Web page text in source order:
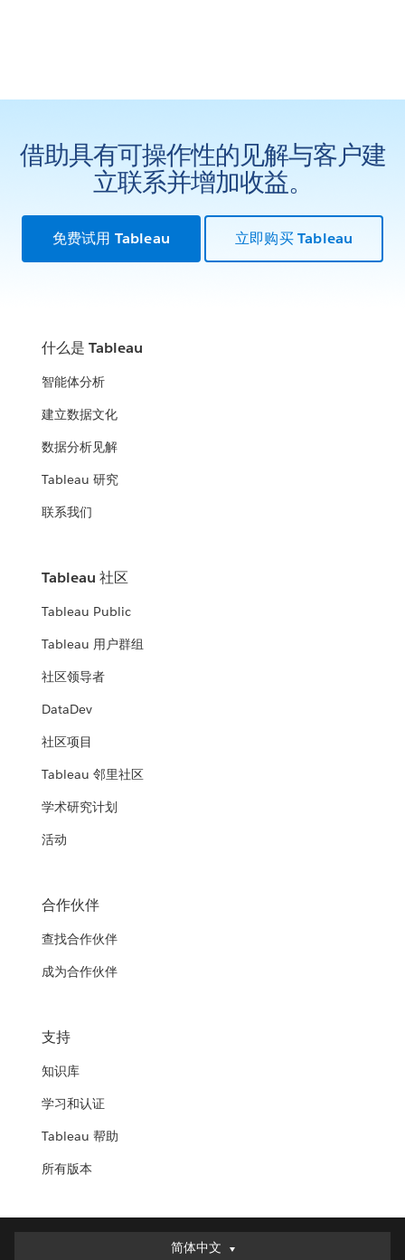
借助具有可操作性的见解与客户建
立联系并增加收益。
免费试用 Tableau 立即购买 Tableau
什么是 Tableau
智能体分析
建立数据文化
数据分析见解
Tableau 研究
联系我们
Tableau 社区
Tableau Public
Tableau 用户群组
社区领导者
DataDev
社区项目
Tableau 邻里社区
学术研究计划
活动
合作伙伴
查找合作伙伴
成为合作伙伴
支持
知识库
学习和认证
Tableau 帮助
所有版本
简体中文
简体中文